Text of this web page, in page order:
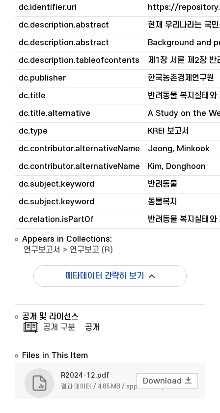
dc.identifier.uri
https://
dc.description.abstract
현재 우리나라는 국
dc.description.abstract
Background and
dc.description.tableofcontents
제1장 서론 제2장 반
dc.publisher
한국농촌경제연구원
dc.title
반려동물 복지실태와
dc.title.alternative
A Study on the
dc.type
KREI 보고서
dc.contributor.alternativeName
Jeong, Minkook
dc.contributor.alternativeName
Kim, Donghoon
dc.subject.keyword
반려동물
dc.subject.keyword
동물복지
dc.relation.isPartOf
반려동물 복지실태와
Appears in Collections:
연구보고서 > 연구보고 (R)
메타데이터 간략히 보기
공개 및 라이선스
공개 구분
공개
Files in This Item
R2024-12.pdf
결과 데이터 / 4.85 MB / application/pdf
Download